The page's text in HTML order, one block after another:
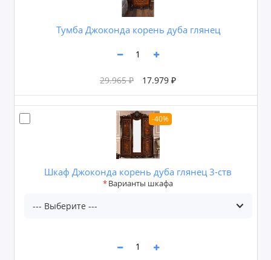
Тумба Джоконда корень дуба глянец
29.965 ₽ 17.979 ₽
-40%
Шкаф Джоконда корень дуба глянец 3-ств
Варианты шкафа